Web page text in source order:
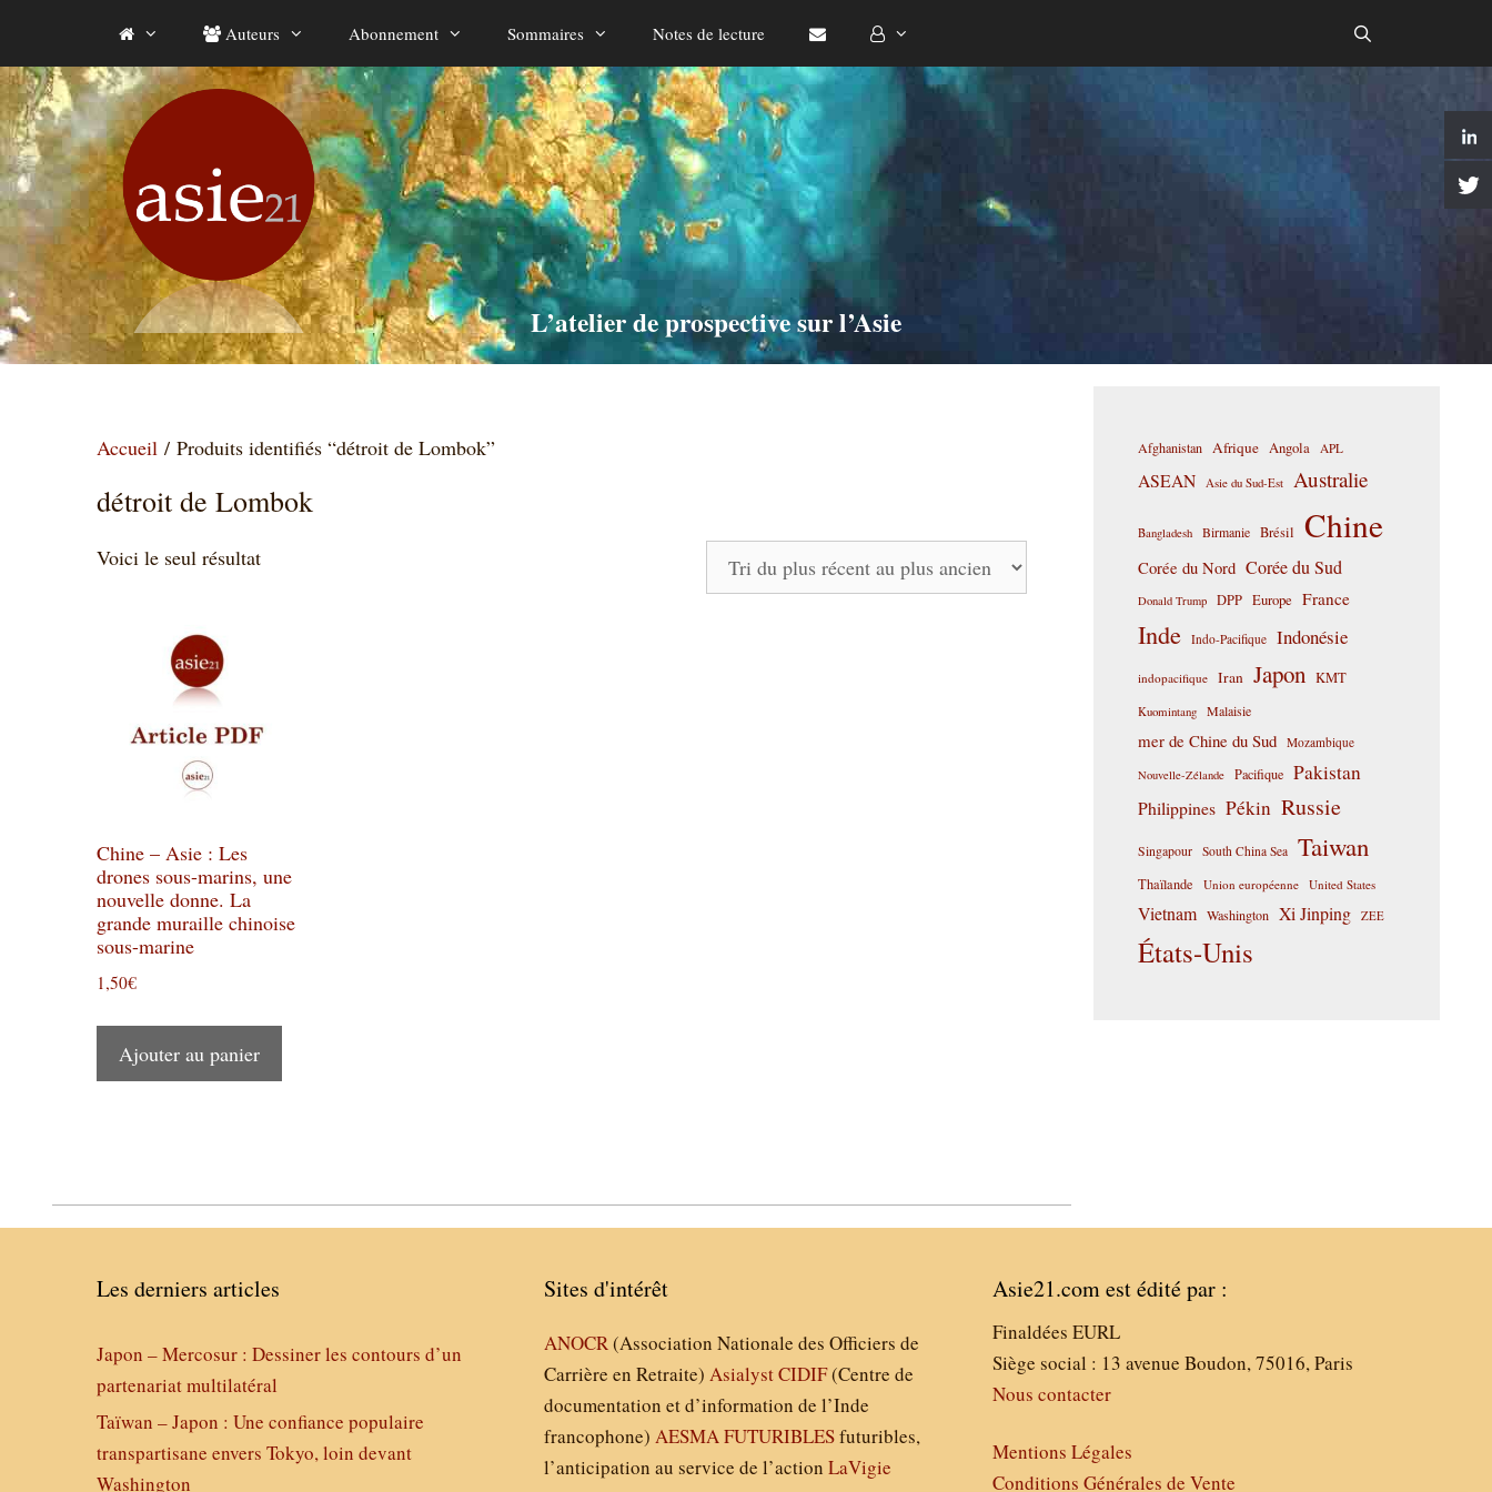
contenu
Auteurs Abonnement Sommaires Notes de lecture
L’atelier de prospective sur l’Asie
Accueil / Produits identifiés “détroit de Lombok”
détroit de Lombok
Voici le seul résultat
Chine – Asie : Les
drones sous-marins, une
nouvelle donne. La
grande muraille chinoise
sous-marine
1,50€
Ajouter au panier
Afghanistan Afrique Angola APL
ASEAN Asie du Sud-Est Australie
Bangladesh Birmanie Brésil Chine
Corée du Nord Corée du Sud
Donald Trump DPP Europe France
Inde Indo-Pacifique Indonésie
indopacifique Iran Japon KMT
Kuomintang Malaisie
mer de Chine du Sud Mozambique
Nouvelle-Zélande Pacifique Pakistan
Philippines Pékin Russie
Singapour South China Sea Taiwan
Thaïlande Union européenne United States
Vietnam Washington Xi Jinping ZEE
États-Unis
Les derniers articles
Japon – Mercosur : Dessiner les contours d’un
partenariat multilatéral
Taïwan – Japon : Une confiance populaire
transpartisane envers Tokyo, loin devant
Washington
Sites d'intérêt
ANOCR(Association Nationale des Officiers de
Carrière en Retraite)AsialystCIDIF(Centre de
documentation et d’information de l’Inde
francophone)AESMAFUTURIBLESfuturibles,
l’anticipation au service de l’actionLaVigie
Asie21.com est édité par :
Finaldées EURL
Siège social : 13 avenue Boudon, 75016, Paris
Nous contacter
Mentions Légales
Conditions Générales de Vente